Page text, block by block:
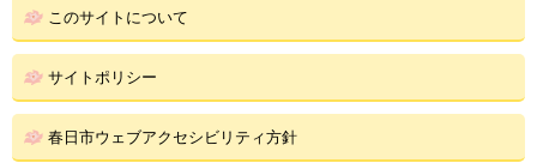
このサイトについて
サイトポリシー
春日市ウェブアクセシビリティ方針